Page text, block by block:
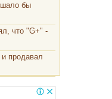
бы
что "G+" -
продавал